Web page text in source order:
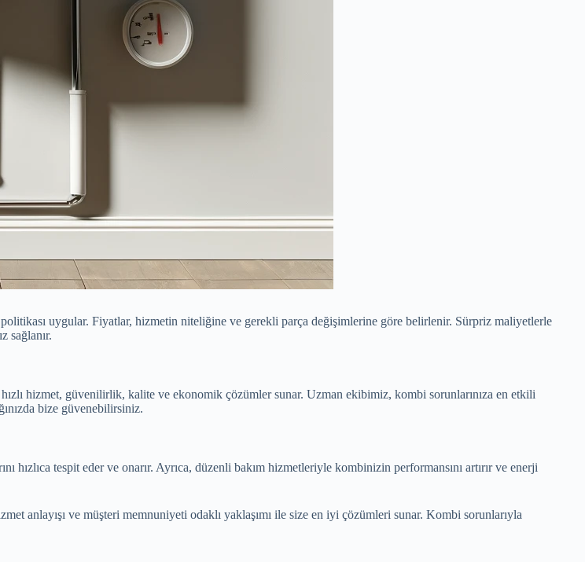
uygular. Fiyatlar, hizmetin niteliğine ve gerekli parça değişimlerine göre belirlenir. Sürpriz maliyetlerle
sağlanır.
hızlı hizmet, güvenilirlik, kalite ve ekonomik çözümler sunar. Uzman ekibimiz, kombi sorunlarınıza en etkili
bize güvenebilirsiniz.
hızlıca tespit eder ve onarır. Ayrıca, düzenli bakım hizmetleriyle kombinizin performansını artırır ve enerji
anlayışı ve müşteri memnuniyeti odaklı yaklaşımı ile size en iyi çözümleri sunar. Kombi sorunlarıyla